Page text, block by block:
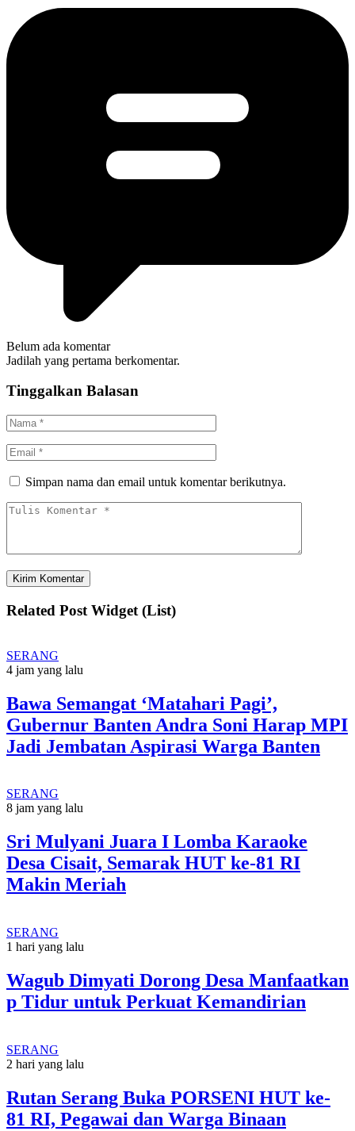
Belum ada komentar
Jadilah yang pertama berkomentar.
Tinggalkan Balasan
Simpan nama dan email untuk komentar berikutnya.
Related Post Widget (List)
SERANG
4 jam yang lalu
Bawa Semangat ‘Matahari Pagi’,
Gubernur Banten Andra Soni Harap MPI
Jadi Jembatan Aspirasi Warga Banten
SERANG
8 jam yang lalu
Sri Mulyani Juara I Lomba Karaoke
Desa Cisait, Semarak HUT ke-81 RI
Makin Meriah
SERANG
1 hari yang lalu
Wagub Dimyati Dorong Desa Manfaatkan
p Tidur untuk Perkuat Kemandirian
SERANG
2 hari yang lalu
Rutan Serang Buka PORSENI HUT ke-
81 RI, Pegawai dan Warga Binaan